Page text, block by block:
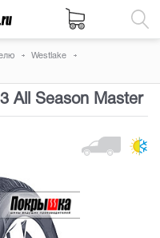
Westlake
All Season Master